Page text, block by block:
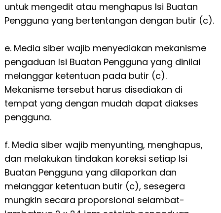
untuk mengedit atau menghapus Isi Buatan
Pengguna yang bertentangan dengan butir (c).
e. Media siber wajib menyediakan mekanisme
pengaduan Isi Buatan Pengguna yang dinilai
melanggar ketentuan pada butir (c).
Mekanisme tersebut harus disediakan di
tempat yang dengan mudah dapat diakses
pengguna.
f. Media siber wajib menyunting, menghapus,
dan melakukan tindakan koreksi setiap Isi
Buatan Pengguna yang dilaporkan dan
melanggar ketentuan butir (c), sesegera
mungkin secara proporsional selambat-